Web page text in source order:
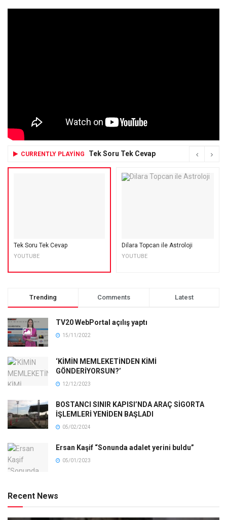
CURRENTLY PLAYING Tek Soru Tek Cevap
Tek Soru Tek Cevap
YOUTUBE
Dilara Topcan ile Astroloji
YOUTUBE
Trending Comments Latest
TV20 WebPortal açılış yaptı
15/11/2022
‘KİMİN MEMLEKETİNDEN KİMİ
GÖNDERİYORSUN?’
12/12/2023
BOSTANCI SINIR KAPISI’NDA ARAÇ SİGORTA
İŞLEMLERİ YENİDEN BAŞLADI
05/02/2024
Ersan Kaşif “Sonunda adalet yerini buldu”
05/01/2023
Recent News